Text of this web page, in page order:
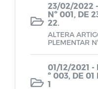
23/02/2022 -
Nº 001, DE
22.
ALTERA
PLEMENTAR
01/12/2021 -
º 003, DE
1